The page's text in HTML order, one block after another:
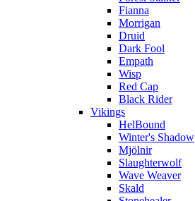
Fianna
Morrigan
Druid
Dark Fool
Empath
Wisp
Red Cap
Black Rider
Vikings
HelBound
Winter's Shadow
Mjölnir
Slaughterwolf
Wave Weaver
Skald